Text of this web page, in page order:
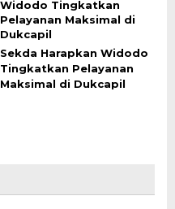
Sekda Harapkan Widodo
Tingkatkan Pelayanan
Maksimal di Dukcapil